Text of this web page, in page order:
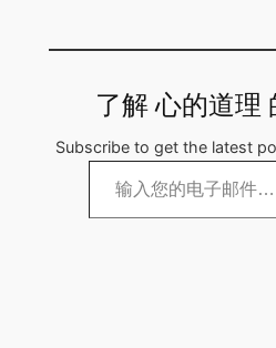
了解 心的道理
Subscribe to get the latest
输入您的电子邮件…